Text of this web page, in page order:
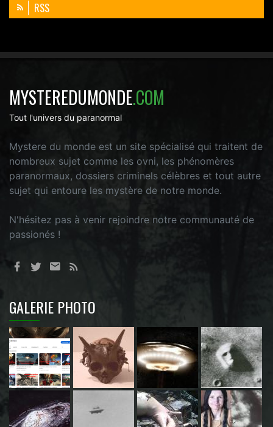
RSS
MYSTEREDUMONDE.COM
Tout l'univers du paranormal
Mystere du monde est un site spécialisé qui traitent de
nombreux sujet comme les ovni, les phénomères
paranormaux, dossiers criminels célèbres et tout autre
sujet qui entoure les mystère de notre monde.
N'hésitez pas à venir rejoindre notre communauté de
passionés !
GALERIE PHOTO